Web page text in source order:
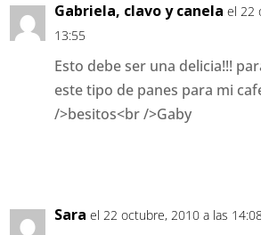
Gabriela, clavo y canela el 22
13:55
Esto debe ser una delicia!!!
este tipo de panes para mi
/>besitos<br />Gaby
Sara el 22 octubre, 2010 a las